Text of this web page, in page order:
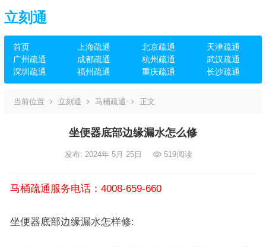
立刻通
首页 上海疏通 北京疏通
天津疏通
广州疏通
成都疏通 杭州疏通
武汉疏通
深圳疏通
福州疏通 重庆疏通 长沙疏通
当前位置 立刻通 马桶疏通 正文
坐便器底部边缘漏水怎么修
发布: 2024年 5月 25日 519阅读
马桶疏通服务电话：4008-659-660
坐便器底部边缘漏水怎样修: